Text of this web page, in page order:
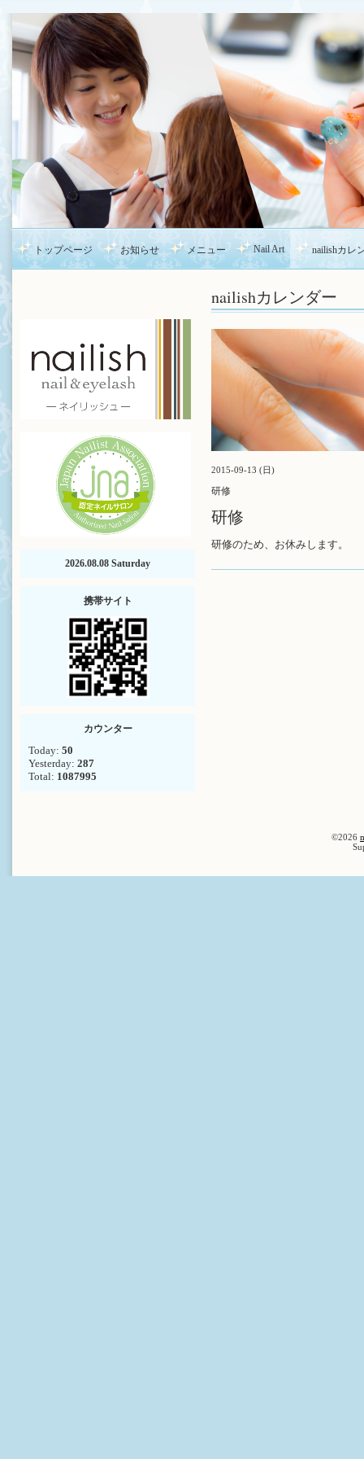
トップページ お知らせ メニュー Nail Art nailishカレ
nailishカレンダー
2015-09-13 (日)
研修
研修
研修のため、お休みします。
2026.08.08 Saturday
携帯サイト
カウンター
Today: 50
Yesterday: 287
Total: 1087995
©2026